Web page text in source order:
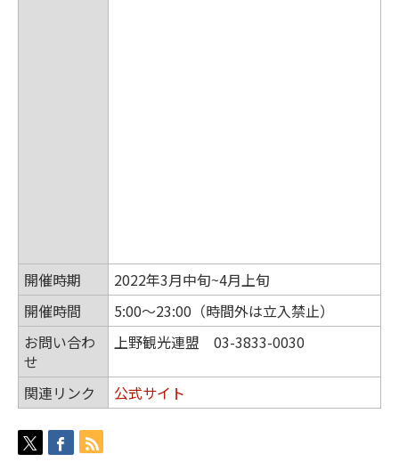
開催時期
2022年3月中旬~4月上旬
開催時間
5:00〜23:00（時間外は立入禁止）
お問い合わ
せ
上野観光連盟 03-3833-0030
関連リンク 公式サイト